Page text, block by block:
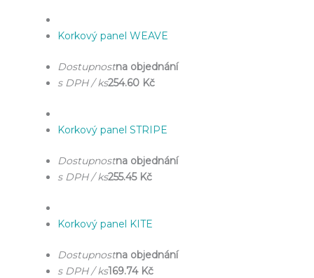
Korkový panel WEAVE
Dostupnostna objednání
s DPH / ks254.60 Kč
Korkový panel STRIPE
Dostupnostna objednání
s DPH / ks255.45 Kč
Korkový panel KITE
Dostupnostna objednání
s DPH / ks169.74 Kč